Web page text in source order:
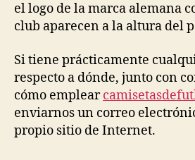
el logo de la marca alemana
club aparecen a la altura del
Si tiene prácticamente
respecto a dónde, junto con
cómo emplear
enviarnos un correo
propio sitio de Internet.